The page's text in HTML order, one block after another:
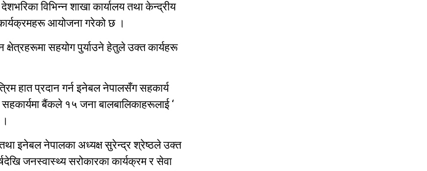
देशभरिका विभिन्न शाखा कार्यालय तथा केन्द्रीय
कार्यक्रमहरू आयोजना गरेको छ ।
क्षेत्रहरूमा सहयोग पुर्याउने हेतुले उक्त कार्यहरू
हात प्रदान गर्न इनेबल नेपालसँग सहकार्य
बैंकले १५ जना बालबालिकाहरूलाई ‘
इनेबल नेपालका अध्यक्ष सुरेन्द्र श्रेष्ठले उक्त
जनस्वास्थ्य सरोकारका कार्यक्रम र सेवा